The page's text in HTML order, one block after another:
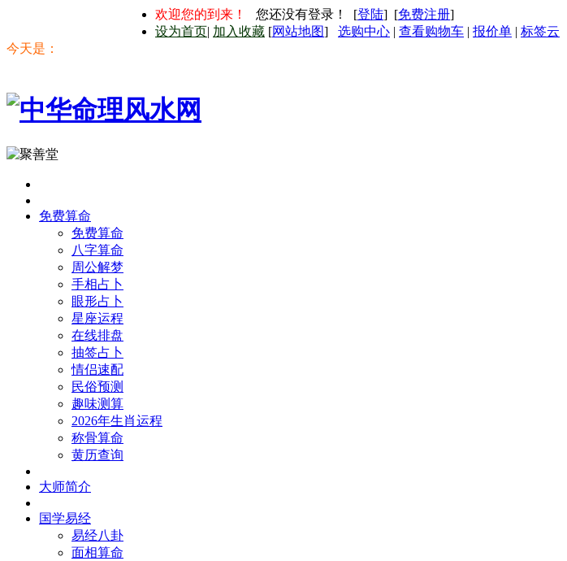
欢迎您的到来！ 您还没有登录！ [登陆] [免费注册]
设为首页| 加入收藏 [网站地图] 选购中心 | 查看购物车 | 报价单 | 标签云
今天是：
免费算命
免费算命
八字算命
周公解梦
手相占卜
眼形占卜
星座运程
在线排盘
抽签占卜
情侣速配
民俗预测
趣味测算
2026年生肖运程
称骨算命
黄历查询
大师简介
国学易经
易经八卦
面相算命